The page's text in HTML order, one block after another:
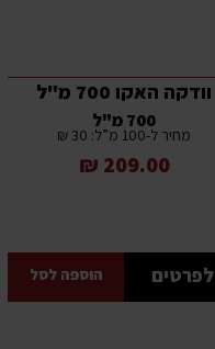
וודקה האקו 700 מ"ל
700 מ"ל
מחיר ל-100 מ”ל: 30 ₪
209.00 ₪
לפרטים הוספה לסל